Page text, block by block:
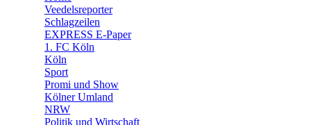
🛒 Shoppingwelt
Veedelsreporter
Schlagzeilen
EXPRESS E-Paper
1. FC Köln
Köln
Sport
Promi und Show
Kölner Umland
NRW
Politik und Wirtschaft